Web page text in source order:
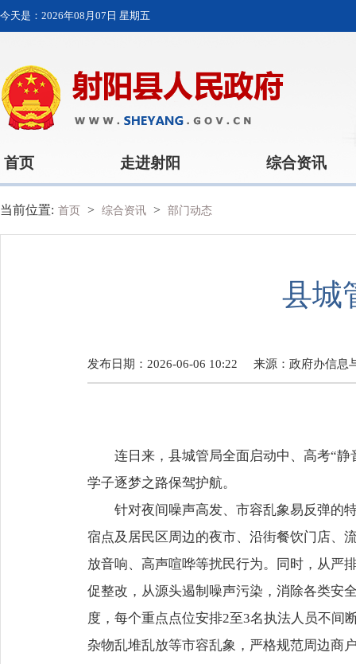
今天是： 2026年08月07日 星期五
首页 走进射阳 综合资讯
当前位置: 首页 > 综合资讯 > 部门动态
县城
发布日期：2026-06-06 10:22 来源： 政府办信息
连日来，县城管局全面启动中、高考“静
学子逐梦之路保驾护航。
针对夜间噪声高发、市容乱象易反弹的特
宿点及居民区周边的夜市、沿街餐饮门店、
放音响、高声喧哗等扰民行为。同时，从严
促整改，从源头遏制噪声污染，消除各类安
度，每个重点点位安排2至3名执法人员不间
杂物乱堆乱放等市容乱象，严格规范周边商